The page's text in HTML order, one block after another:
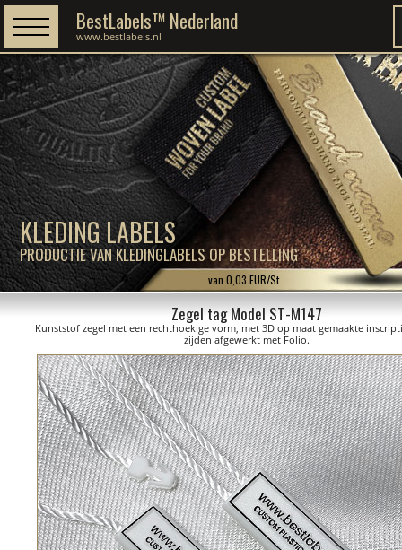
KLEDING LABELS
PRODUCTIE VAN KLEDINGLABELS OP BESTELLING
BestLabels™ Nederland
www.bestlabels.nl
…van 0,03 EUR/St.
Zegel tag Model ST-M147
Kunststof zegel met een rechthoekige vorm, met 3D op maat gemaakte
zijden afgewerkt met Folio.